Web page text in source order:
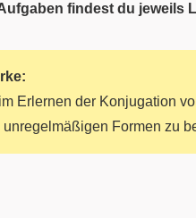
findest du jeweils
Erlernen der Konjugation
unregelmäßigen Formen zu